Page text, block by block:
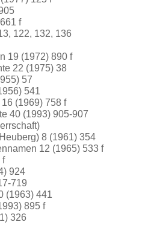
f
122, 132, 136
19 (1972) 890 f
22 (1975) 38
57
541
(1969) 758 f
40 (1993) 905-907
8 (1961) 354
12 (1965) 533 f
f
924
719
(1963) 441
895 f
326